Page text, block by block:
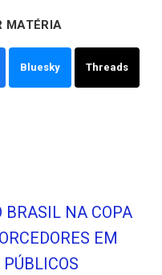
MATÉRIA
Bluesky Threads
BRASIL NA COPA
EM